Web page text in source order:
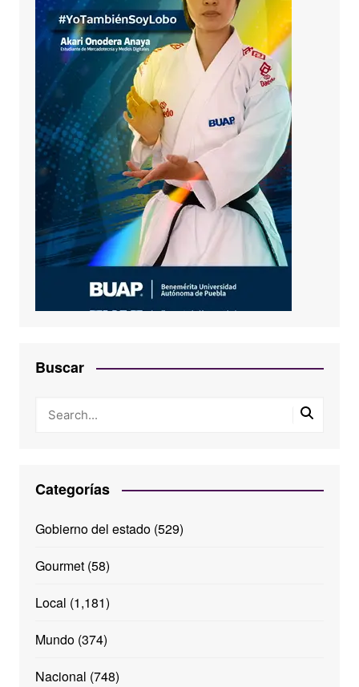
Buscar
Categorías
Gobierno del estado(529)
Gourmet(58)
Local (1,181)
Mundo(374)
Nacional (748)